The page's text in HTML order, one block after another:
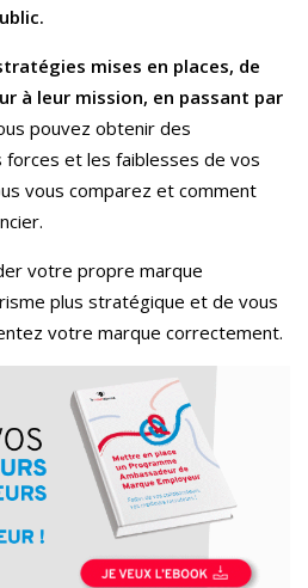
mises en places, de
à leur mission, en passant par
pouvez obtenir des
et les faiblesses de vos
vous comparez et comment
votre propre marque
plus stratégique et de vous
votre marque correctement.